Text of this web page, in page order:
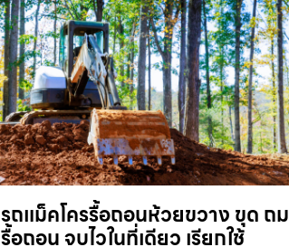
รถแม็คโครรื้อถอนห้วยขวาง ขุด ถม
รื้อถอน จบไวในที่เดียว เรียกใช้